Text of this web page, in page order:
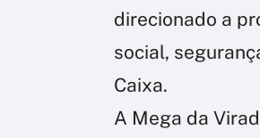
direcionado a
social,
Caixa.
A Mega da